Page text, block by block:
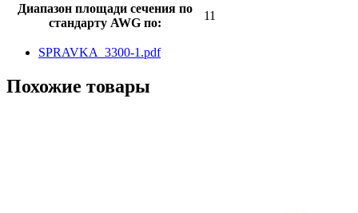
Диапазон площади сечения по
стандарту AWG по:
11
SPRAVKA_3300-1.pdf
Похожие товары